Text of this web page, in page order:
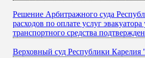
Решение Арбитражного суда
расходов по оплате услуг
транспортного средства
Верховный суд Республики